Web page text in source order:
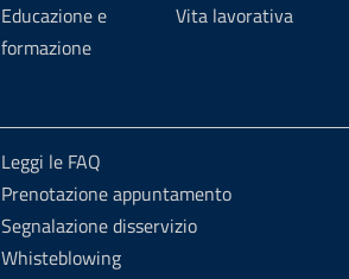
Educazione e
formazione
Vita lavorativa
Leggi le FAQ
Prenotazione appuntamento
Segnalazione disservizio
Whisteblowing